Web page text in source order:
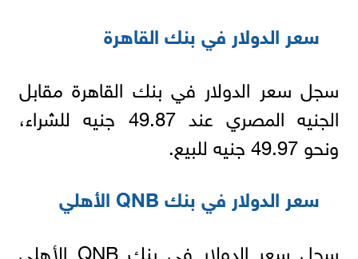
سعر الدولار في بنك القاهرة
سجل سعر الدولار في بنك القاهرة مقابل
الجنيه المصري عند 49.87 جنيه للشراء،
ونحو 49.97 جنيه للبيع.
سعر الدولار في بنك QNB الأهلي
سجل سعر الدولار في بنك QNB الأهلي